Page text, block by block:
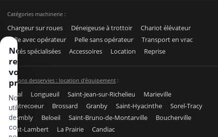
Catégories machinerie :
Chargeur sur roues Déneigeuse à trottoir
Chariot élévateur
Pelle avec opérateur
Pelle sans opérateur
Transport en vrac
Unités spécialisées
Accessoires Location Reprise
Régions desservies : location d'équipement :
Laval Longueuil Saint-Jean-sur-Richelieu
Marieville
Contrecoeur
Brossard Granby Saint-Hyacinthe
Sorel-Tracy
Chambly
Beloeil Saint-Bruno-de-Montarville
Boucherville
Saint-Lambert
La Prairie
Candiac
Nous
respectons
votre vie
privée
Nous
utilisons
des
cookies